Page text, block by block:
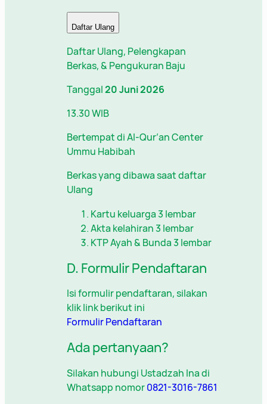
Daftar Ulang
Daftar Ulang, Pelengkapan
Berkas, & Pengukuran Baju
Tanggal20 Juni 2026
13.30 WIB
Bertempat di Al-Qur’an Center
Ummu Habibah
Berkas yang dibawa saat daftar
Ulang
Kartu keluarga 3 lembar
Akta kelahiran 3 lembar
KTP Ayah & Bunda 3 lembar
D. Formulir Pendaftaran
Isi formulir pendaftaran, silakan
klik link berikut ini
Formulir Pendaftaran
Ada pertanyaan?
Silakan hubungi Ustadzah Ina di
Whatsapp nomor0821-3016-7861